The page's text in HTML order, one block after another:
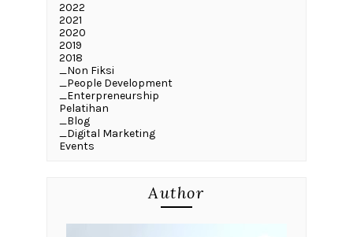
2022
2021
2020
2019
2018
_Non Fiksi
_People Development
_Enterpreneurship
Pelatihan
_Blog
_Digital Marketing
Events
Author